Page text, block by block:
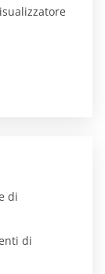
di
di